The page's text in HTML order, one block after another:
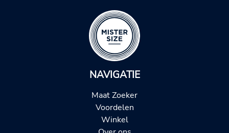
NAVIGATIE
Maat Zoeker
Voordelen
Winkel